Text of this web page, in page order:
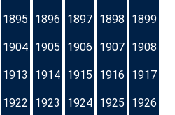
1895 1896 1897 1898 1899
1904 1905 1906 1907 1908
1913 1914 1915 1916 1917
1922 1923 1924 1925 1926